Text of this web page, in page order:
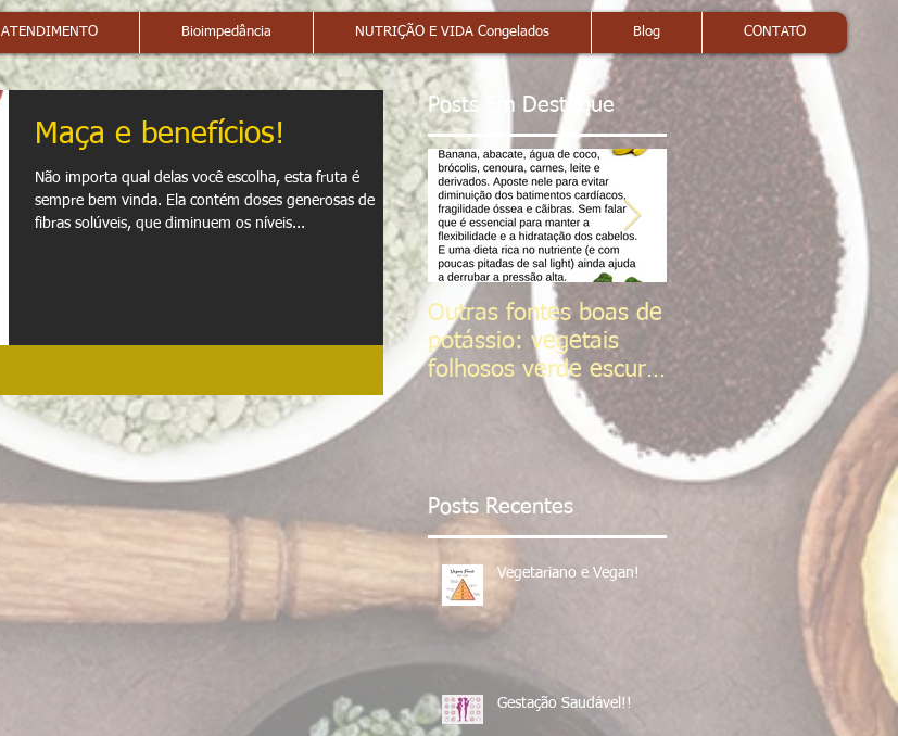
ATENDIMENTO Bioimpedância NUTRIÇÃO E VIDA Congelados Blog CONTATO
Maça e benefícios!
Não importa qual delas você escolha, esta fruta é
sempre bem vinda. Ela contém doses generosas de
fibras solúveis, que diminuem os níveis...
Posts Em Destaque
Outras fontes boas de
potássio: vegetais
folhosos verde escuro,
frutas cítricas,
tomates, Sementes d
Sal do Himalaia
Posts Recentes
Vegetariano e Vegan!
Gestação Saudável!!